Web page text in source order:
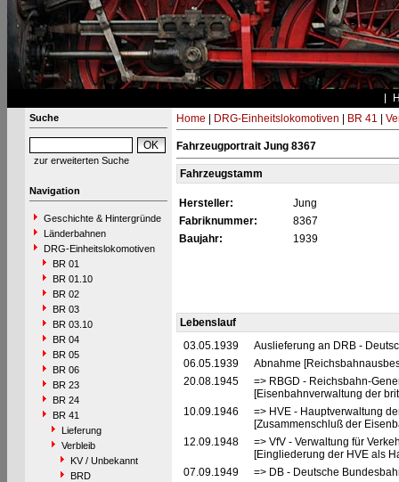
Suche
zur erweiterten Suche
Navigation
Geschichte & Hintergründe
Länderbahnen
DRG-Einheitslokomotiven
BR 01
BR 01.10
BR 02
BR 03
BR 03.10
BR 04
BR 05
BR 06
BR 23
BR 24
BR 41
Lieferung
Verbleib
KV / Unbekannt
BRD
Home DRG-Einheitslokomotiven BR 41
Fahrzeugportrait Jung 8367
Fahrzeugstamm
Hersteller:
Jung
Fabriknummer:
8367
Baujahr:
1939
Lebenslauf
03.05.1939
Auslieferung an DRB -
06.05.1939
Abnahme
20.08.1945
=> RBGD - Reichsbahn-
[Eisenbahnverwaltung der
10.09.1946
=> HVE - Hauptverwaltung
[Zusammenschluß der
12.09.1948
=> VfV - Verwaltung für
[Eingliederung der HVE als
07.09.1949
=> DB - Deutsche